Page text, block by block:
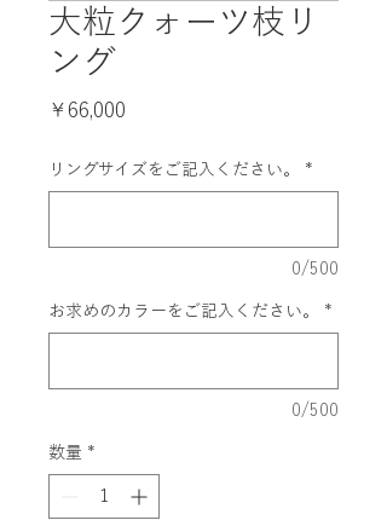
大粒クォーツ枝リ
ング
￥66,000
リングサイズをご記入ください。 *
0/500
お求めのカラーをご記入ください。 *
0/500
数量 *